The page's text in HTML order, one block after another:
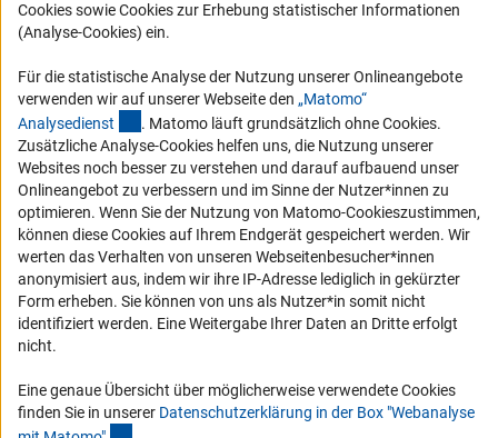
Vergabeverfahren
Service und Informationen für Menschen mit Behinderungen
Erklärung zur Barrierefreiheit
Barriere melden
DFG-aktuell
Erhalten Sie Neuigkeiten aus der DFG direkt in Ihr Mailpostfach oder
schauen Sie sich die Ausgaben online an.
Zum Newsletter
Cookies sowie Cookies zur Erhebung statistischer Informationen
(Analyse-Cookies) ein.
Für die statistische Analyse der Nutzung unserer Onlineangebote
verwenden wir auf unserer Webseite den „Matomo“
Analysedienst (externer Link)
. Matomo läuft grundsätzlich ohne Cookies.
Zusätzliche Analyse-Cookies helfen uns, die Nutzung unserer
Websites noch besser zu verstehen und darauf aufbauend unser
Onlineangebot zu verbessern und im Sinne der Nutzer*innen zu
optimieren. Wenn Sie der Nutzung von Matomo-Cookieszustimmen,
können diese Cookies auf Ihrem Endgerät gespeichert werden. Wir
werten das Verhalten von unseren Webseitenbesucher*innen
anonymisiert aus, indem wir ihre IP-Adresse lediglich in gekürzter
Form erheben. Sie können von uns als Nutzer*in somit nicht
identifiziert werden. Eine Weitergabe Ihrer Daten an Dritte erfolgt
nicht.
Eine genaue Übersicht über möglicherweise verwendete Cookies
finden Sie in unserer Datenschutzerklärung in der Box "Webanalyse